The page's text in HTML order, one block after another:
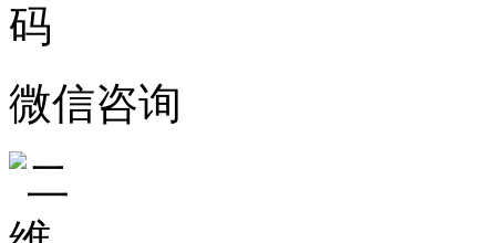
微信咨询